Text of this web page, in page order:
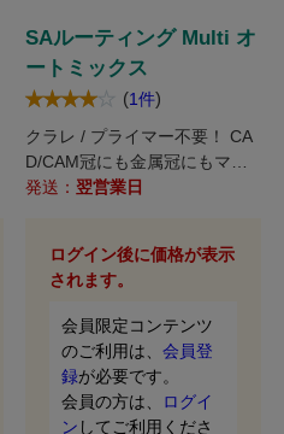
SAルーティング Multi オ
ートミックス
(1件)
クラレ / プライマー不要！ CA
D/CAM冠にも金属冠にもマル
チに使用可能なレジンセメント
発送： 翌営業日
ログイン後に価格が表示
されます。
会員限定コンテンツ
のご利用は、 会員登
録が必要です。
会員の方は、
ログイ
ン してご利用くださ